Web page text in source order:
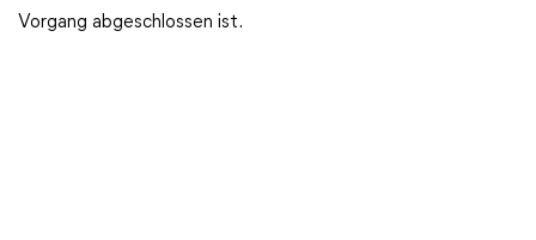
Vorgang abgeschlossen ist.